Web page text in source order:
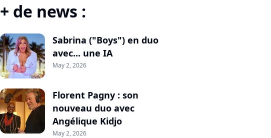
+ de news :
Sabrina ("Boys") en duo
avec... une IA
May 2, 2026
Florent Pagny : son
nouveau duo avec
Angélique Kidjo
May 2, 2026